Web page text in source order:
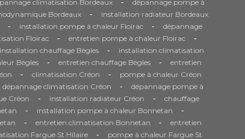
climatisation Bordeaux
dépannage pompe à
Bordeaux - installation radiateur Bordeaux
- installation pompe à chaleur Floirac -
dépannage
Floirac - entretien pompe à chaleur Floirac -
installation chauffage Bègles -
installation climatisation
Bègles - entretien chauffage Bègles -
entretien
- climatisation Créon - pompe à chaleur Créon
dépannage climatisation Créon -
dépannage pompe à
Créon - installation radiateur Créon -
chauffage
- installation pompe à chaleur Bonnetan -
- entretien climatisation Bonnetan -
entretien
Fargue St Hilaire -
pompe à chaleur Fargue St